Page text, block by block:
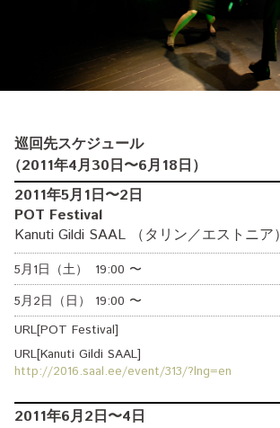
巡回先スケジュール
（2011年4月30日〜6月18日）
2011年5月1日〜2日
POT Festival
Kanuti Gildi SAAL （タリン／エストニア）
5月1日（土） 19:00 〜
5月2日（日）
19:00 〜
URL[POT Festival]
URL[Kanuti Gildi SAAL]
http://2016.saal.ee/event/313/?lng=en
2011年6月2日〜4日